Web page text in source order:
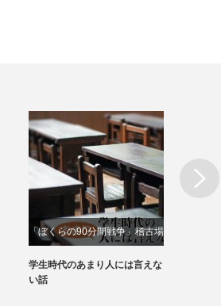
「ぼくらの90分間戦争」稽古場
動画
学生時代のあまり人には言えな
い話